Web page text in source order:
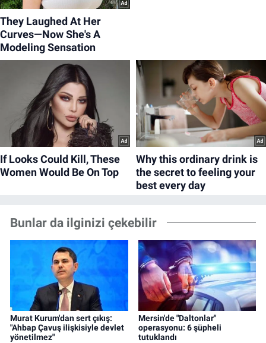
Bunlar da ilginizi çekebilir
Murat Kurum'dan sert çıkış:
"Ahbap Çavuş ilişkisiyle devlet
yönetilmez"
Mersin'de "Daltonlar"
operasyonu: 6 şüpheli
tutuklandı